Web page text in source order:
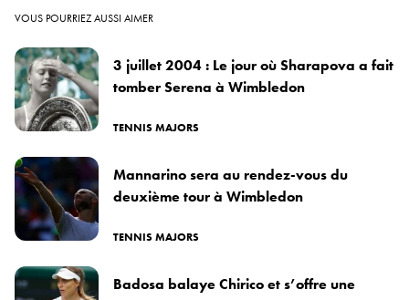
VOUS POURRIEZ AUSSI AIMER
3 juillet 2004 : Le jour où Sharapova a fait
tomber Serena à Wimbledon
TENNIS MAJORS
Mannarino sera au rendez-vous du
deuxième tour à Wimbledon
TENNIS MAJORS
Badosa balaye Chirico et s’offre une